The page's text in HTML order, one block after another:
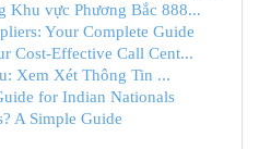
Khu vực Phương Bắc 888...
Your Complete Guide
Cost-Effective Call Cent...
Xem Xét Thông Tin ...
for Indian Nationals
A Simple Guide